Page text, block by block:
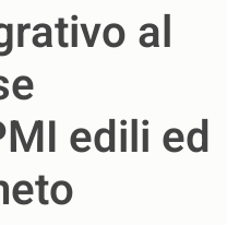
al
edili ed